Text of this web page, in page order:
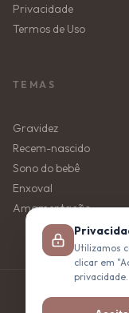
Privacidade
Termos de Uso
TEMAS
Gravidez
Recem-nascido
Sono do bebê
Enxoval
Amamentação
© 2026 Mãe da
Utilizamos
clicar em
privacidade.